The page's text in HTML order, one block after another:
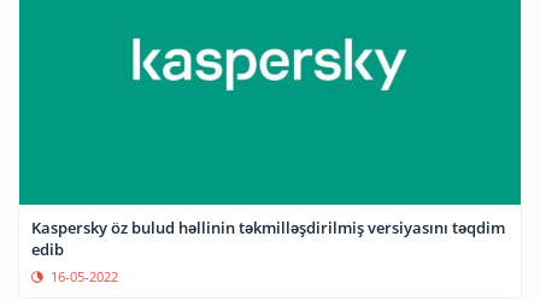
Kaspersky öz bulud həllinin təkmilləşdirilmiş versiyasını təqdim
edib
16-05-2022